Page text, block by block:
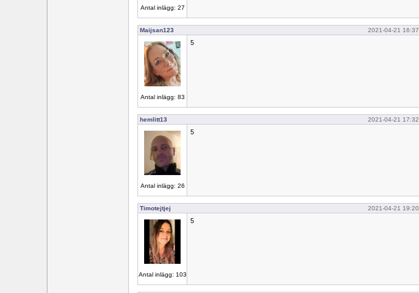
Antal inlägg: 27
Maijsan123 2021-04-21 16:37
Antal inlägg: 83
5
hemlitt13 2021-04-21 17:32
Antal inlägg: 26
5
Timotejtjej 2021-04-21 19:20
Antal inlägg: 103
5